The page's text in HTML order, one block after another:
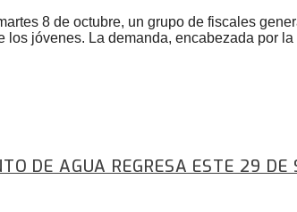
8 de octubre, un grupo de fiscales
jóvenes. La demanda, encabezada por
DE AGUA REGRESA ESTE 29 DE